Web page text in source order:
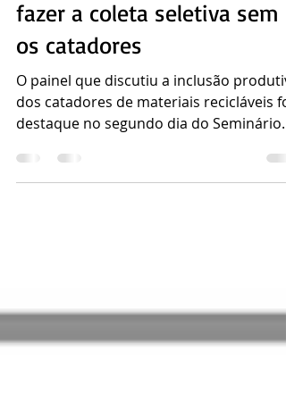
Não há como fechar lixão ou
fazer a coleta seletiva sem
os catadores
O painel que discutiu a inclusão
destaque no segundo dia do Seminário
Nacional de...